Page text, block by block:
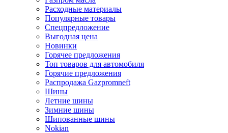
Расходные материалы
Популярные товары
Спецпредложение
Выгодная цена
Новинки
Горячее предложения
Топ товаров для автомобиля
Горячие предложения
Распродажа Gazpromneft
Шины
Летние шины
Зимние шины
Шипованные шины
Nokian